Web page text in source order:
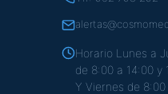
Horario Lunes a
de 8:00 a 14:00 y
Y Viernes de